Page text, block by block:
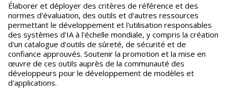
Élaborer et déployer des critères de référence et des
normes d'évaluation, des outils et d'autres ressources
permettant le développement et l'utilisation responsables
des systèmes d'IA à l'échelle mondiale, y compris la création
d'un catalogue d'outils de sûreté, de sécurité et de
confiance approuvés. Soutenir la promotion et la mise en
œuvre de ces outils auprès de la communauté des
développeurs pour le développement de modèles et
d'applications.